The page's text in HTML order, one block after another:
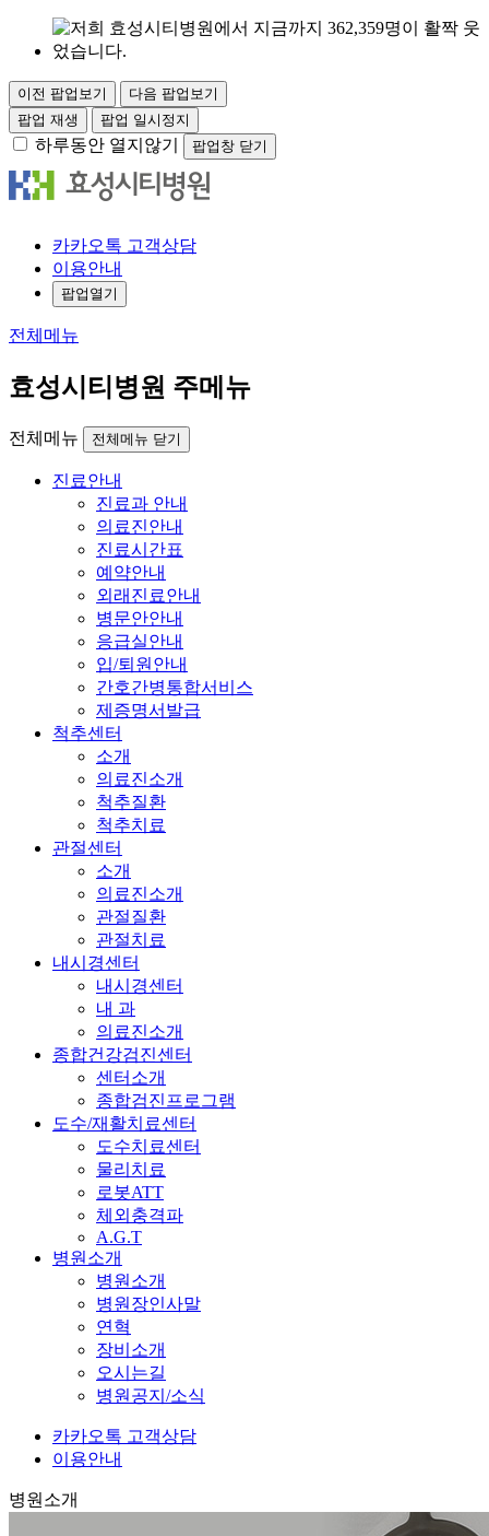
이전 팝업보기
다음 팝업보기
팝업 재생
팝업 일시정지
하루동안 열지않기 팝업창 닫기
카카오톡 고객상담
이용안내
팝업열기
전체메뉴
효성시티병원 주메뉴
전체메뉴 전체메뉴 닫기
진료안내
진료과 안내
의료진안내
진료시간표
예약안내
외래진료안내
병문안안내
응급실안내
입/퇴원안내
간호간병통합서비스
제증명서발급
척추센터
소개
의료진소개
척추질환
척추치료
관절센터
소개
의료진소개
관절질환
관절치료
내시경센터
내시경센터
내 과
의료진소개
종합건강검진센터
센터소개
종합검진프로그램
도수/재활치료센터
도수치료센터
물리치료
로봇ATT
체외충격파
A.G.T
병원소개
병원소개
병원장인사말
연혁
장비소개
오시는길
병원공지/소식
카카오톡 고객상담
이용안내
병원소개